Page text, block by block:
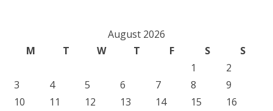
August 2026
M
T W T F S
S
1
2
3
4 5 6 7 8
9
10
11 12 13 14 15
16